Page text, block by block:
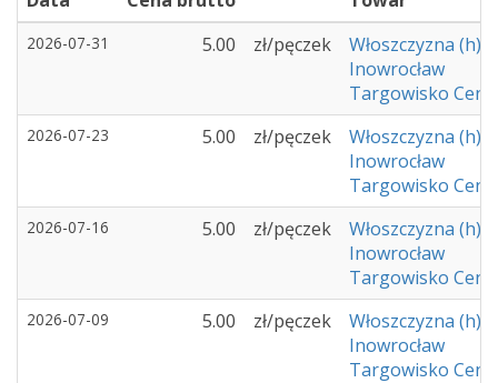
2026-07-31 5.00 zł/pęczek
Włoszczyzna (h)
Inowrocław
Targowisko
2026-07-23 5.00 zł/pęczek
Włoszczyzna (h)
Inowrocław
Targowisko
2026-07-16 5.00 zł/pęczek
Włoszczyzna (h)
Inowrocław
Targowisko
2026-07-09 5.00 zł/pęczek
Włoszczyzna (h)
Inowrocław
Targowisko